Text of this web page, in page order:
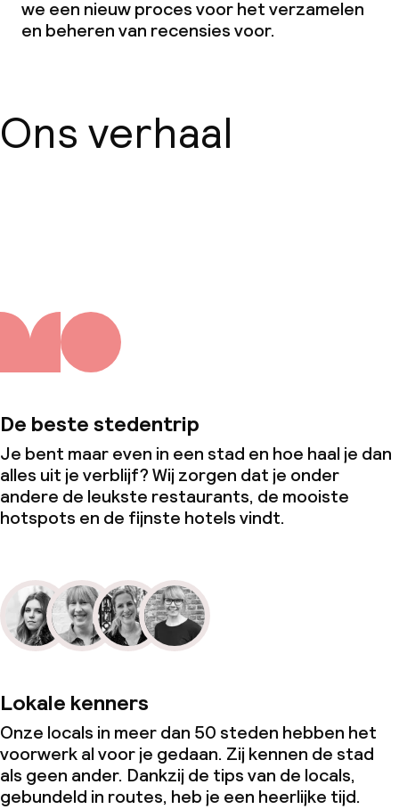
we een nieuw proces voor het verzamelen
en beheren van recensies voor.
Ons verhaal
De beste stedentrip
Je bent maar even in een stad en hoe haal je dan
alles uit je verblijf? Wij zorgen dat je onder
andere de leukste restaurants, de mooiste
hotspots en de fijnste hotels vindt.
Lokale kenners
Onze locals in meer dan 50 steden hebben het
voorwerk al voor je gedaan. Zij kennen de stad
als geen ander. Dankzij de tips van de locals,
gebundeld in routes, heb je een heerlijke tijd.